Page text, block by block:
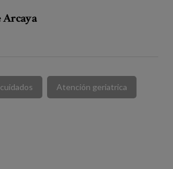
cuidados Atención geriatrica